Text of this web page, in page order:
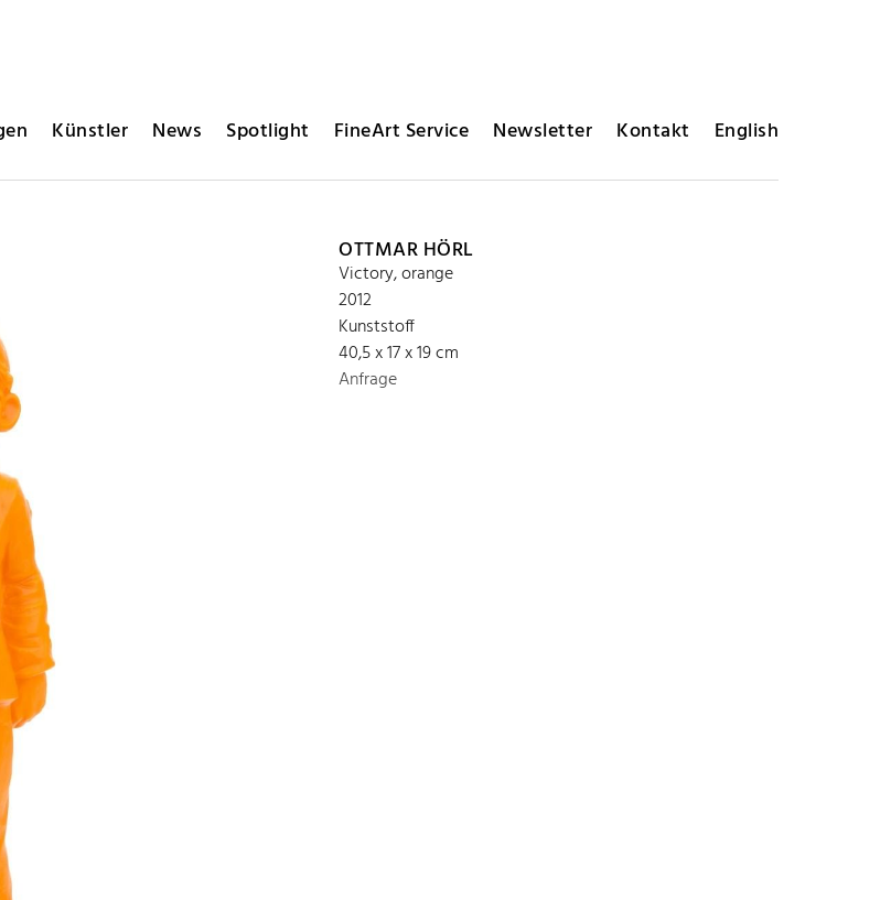
Künstler News Spotlight FineArt Service Newsletter Kontakt English
OTTMAR HÖRL
Victory, orange
2012
Kunststoff
40,5 x 17 x 19 cm
Anfrage